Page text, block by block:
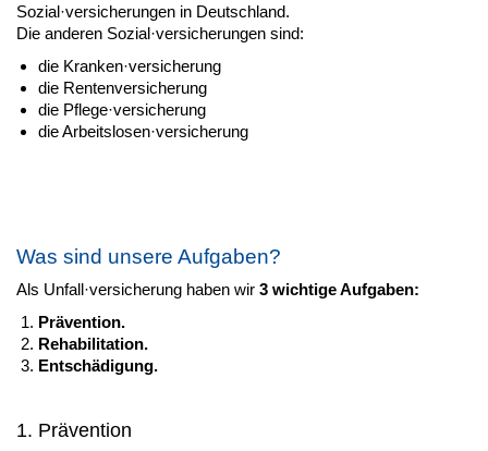
Sozial·versicherungen in Deutschland.
Die anderen Sozial·versicherungen sind:
die Kranken·versicherung
die Rentenversicherung
die Pflege·versicherung
die Arbeitslosen·versicherung
Was sind unsere Aufgaben?
Als Unfall·versicherung haben wir 3 wichtige Aufgaben:
Prävention.
Rehabilitation.
Entschädigung.
1. Prävention